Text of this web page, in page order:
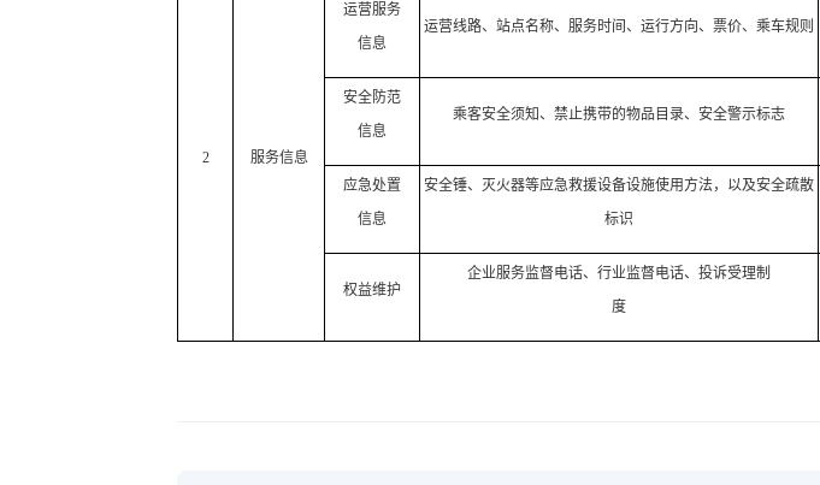
2 服务信息
运营服务
信息
运营线路、站点名称、服务时间、运行方向、票价、乘车规则
安全防范
信息
乘客安全须知、禁止携带的物品目录、安全警示标志
应急处置
信息
安全锤、灭火器等应急救援设备设施使用方法，以及安全疏散
标识
权益维护
企业服务监督电话、行业监督电话、投诉受理制
度